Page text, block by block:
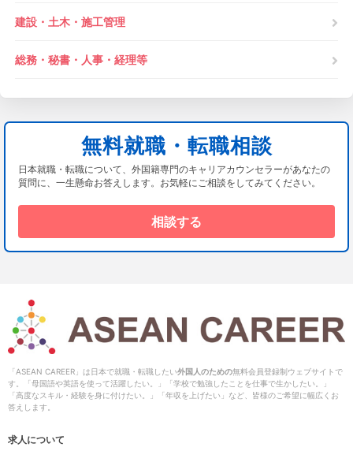
建設・土木・施工管理
総務・秘書・人事・経理等
無料就職・転職相談
日本就職・転職について、外国籍専門のキャリアカウンセラーがあなたの
質問に、一生懸命お答えします。お気軽にご相談をしてみてください。
相談する
「ASEAN CAREER」は日本で就職・転職したい外国人のための無料会員登録制ウェブサイトで
す。「母国語や英語を使って活躍したい。」「学校で勉強したことを仕事で生かしたい。」
「高度なスキル・経験を身に付けたい。」「年収を上げたい」など、皆様のご希望に幅広くお
答えします。
求人について